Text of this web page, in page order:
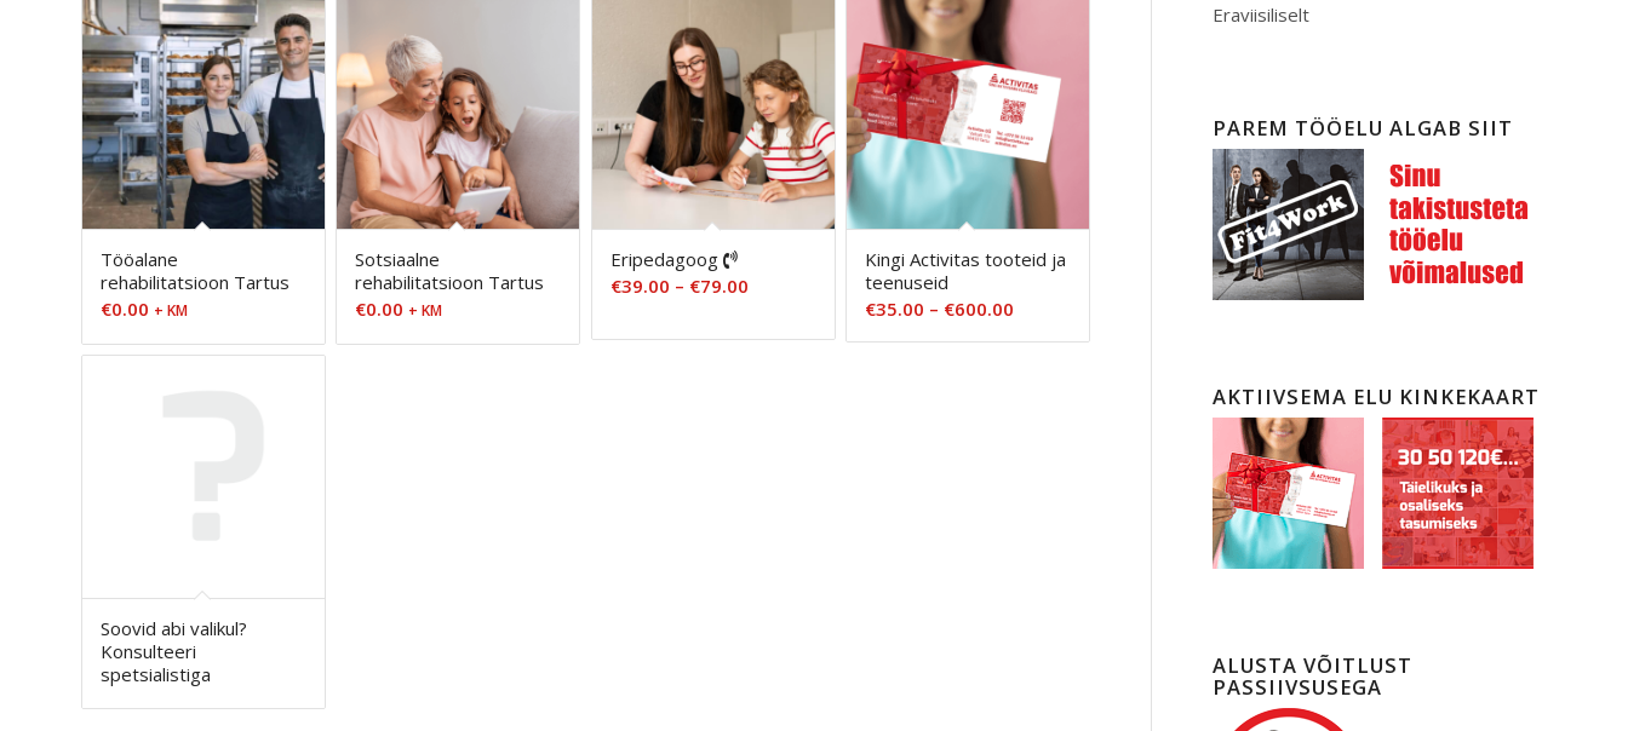
Tööalane
rehabilitatsioon Tartus
€0.00 + KM
Sotsiaalne
rehabilitatsioon Tartus
€0.00 + KM
Eripedagoog
€39.00 – €79.00Hinnavahemik:
kuni
Kingi Activitas tooteid ja
teenuseid
€35.00 – €600.00
€35.00
Soovid abi valikul?
Konsulteeri
spetsialistiga
Eraviisiliselt
PAREM TÖÖELU ALGAB SIIT
AKTIIVSEMA ELU KINKEKAART
ALUSTA VÕITLUST
PASSIIVSUSEGA